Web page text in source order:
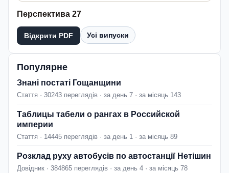
Перспектива 27
Відкрити PDF Усі випуски
Популярне
Знані постаті Гощанщини
Стаття · 30243 переглядів · за день 7 · за місяць 143
Таблицы табели о рангах в Российской
империи
Стаття · 14445 переглядів · за день 1 · за місяць 89
Розклад руху автобусів по автостанції Нетішин
Довідник · 384865 переглядів · за день 4 · за місяць 78